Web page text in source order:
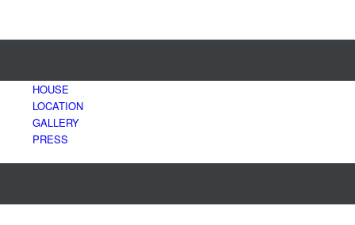
HOUSE
LOCATION
GALLERY
PRESS